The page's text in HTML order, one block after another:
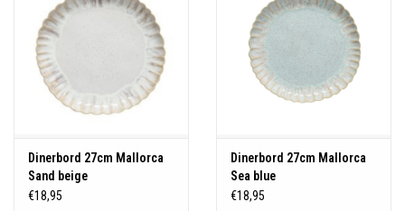
Dinerbord 27cm Mallorca
Sand beige
€18,95
Dinerbord 27cm Mallorca
Sea blue
€18,95